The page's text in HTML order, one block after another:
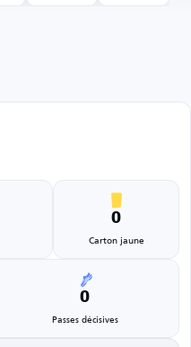
0
Carton jaune
0
Passes décisives